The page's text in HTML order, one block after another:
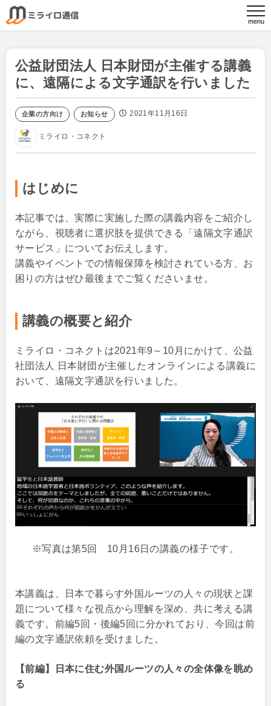
企業の方向け お知らせ 2021年11月16日
公益財団法人 日本財団が主催する講義
に、遠隔による文字通訳を行いました
ミライロ・コネクト
はじめに
本記事では、実際に実施した際の講義内容をご紹介し
ながら、視聴者に選択肢を提供できる「遠隔文字通訳
サービス」についてお伝えします。
講義やイベントでの情報保障を検討されている方、お
困りの方はぜひ最後までご覧くださいませ。
講義の概要と紹介
ミライロ・コネクトは2021年9～10月にかけて、公益
社団法人 日本財団が主催したオンラインによる講義に
おいて、遠隔文字通訳を行いました。
※写真は第5回 10月16日の講義の様子です。
本講義は、日本で暮らす外国ルーツの人々の現状と課
題について様々な視点から理解を深め、共に考える講
義です。前編5回・後編5回に分かれており、今回は前
編の文字通訳依頼を受けました。
【前編】日本に住む外国ルーツの人々の全体像を眺め
る